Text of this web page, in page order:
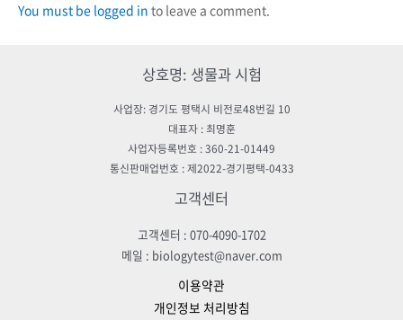
You must be logged in to leave a comment.
상호명: 생물과 시험
사업장: 경기도 평택시 비전로48번길 10
대표자 : 최명훈
사업자등록번호 : 360-21-01449
통신판매업번호 : 제2022-경기평택-0433
고객센터
고객센터 : 070-4090-1702
메일 : biologytest@naver.com
이용약관
개인정보 처리방침